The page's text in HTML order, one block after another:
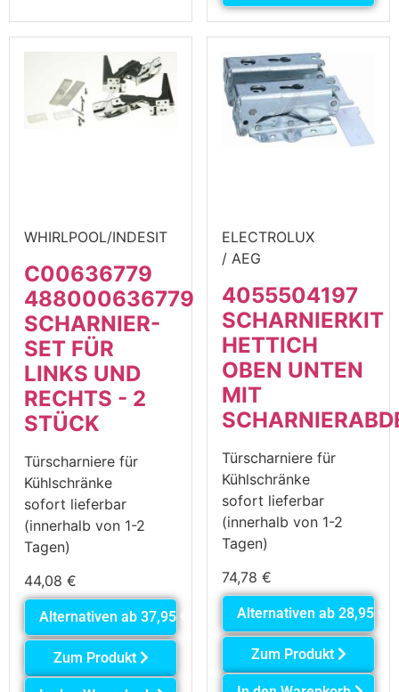
WHIRLPOOL/INDESIT
C00636779
488000636779
SCHARNIER-
SET FÜR
LINKS UND
RECHTS - 2
STÜCK
Türscharniere für
Kühlschränke
sofort lieferbar
(innerhalb von 1-2
Tagen)
44,08 €
Alternativen ab 37,95
Zum Produkt
ELECTROLUX
/ AEG
4055504197
SCHARNIERKIT
HETTICH
OBEN UNTEN
MIT
Türscharniere für
Kühlschränke
sofort lieferbar
(innerhalb von 1-2
Tagen)
74,78 €
Alternativen ab 28,95
Zum Produkt